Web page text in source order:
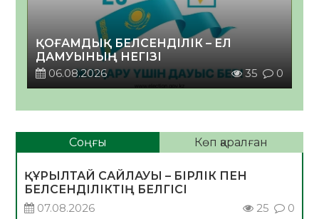
ҚОҒАМДЫҚ БЕЛСЕНДІЛІК – ЕЛ
ДАМУЫНЫҢ НЕГІЗІ
06.08.2026
35 0
Соңғы Көп қаралған
ҚҰРЫЛТАЙ САЙЛАУЫ – БІРЛІК ПЕН
БЕЛСЕНДІЛІКТІҢ БЕЛГІСІ
07.08.2026
25 0